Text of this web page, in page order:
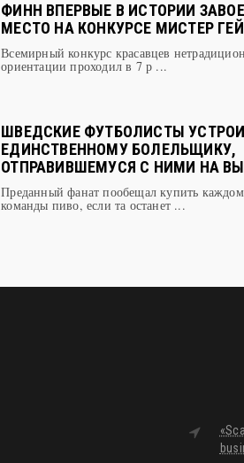
ФИНН ВПЕРВЫЕ В ИСТОРИИ
МЕСТО НА КОНКУРСЕ МИСТЕР
Всемирный конкурс красавцев
ориентации проходил в 7 р ...
ШВЕДСКИЕ ФУТБОЛИСТЫ
ЕДИНСТВЕННОМУ БОЛЕЛЬЩИКУ,
ОТПРАВИВШЕМУСЯ С НИМИ НА
Преданный фанат пообещал купить
команды пиво, если та останет ...